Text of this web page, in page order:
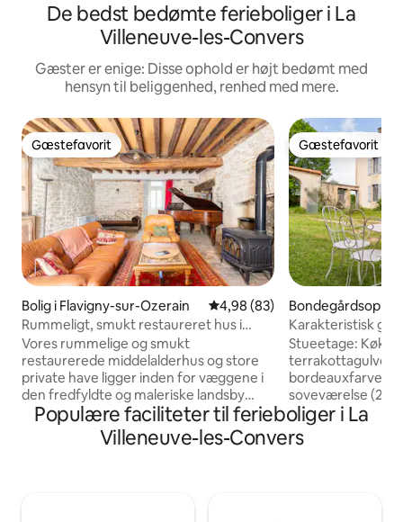
De bedst bedømte ferieboliger i La
Villeneuve-les-Convers
Gæster er enige: Disse ophold er højt bedømt med
hensyn til beliggenhed, renhed med mere.
Gæstefavorit
Gæstefavorit
Bolig i Flavigny-sur-Ozerain 4,98 ud af 5 i gennemsnitlig
4,98 (83)
Rummeligt, smukt restaureret hus i
Flavigny
Vores rummelige og smukt
restaurerede middelalderhus og store
private have ligger inden for væggene i
den fredfyldte og maleriske landsby
Flavigny-sur-Ozerain, hvor filmen
"Chocolat" blev filmet. Herfra kan du
udforske vingårde, smukke landsbyer og
Gæstefavorit
Gæstefavorit
neuve-les-
Karakteristisk
område
Stueetage:
terrakottagulve),
bordeauxfarvet
soveværelse (20
badekar og 1
4 soveværelser
parketgulve), 1
Populære faciliteter til ferieboliger i La
Villeneuve-les-Convers